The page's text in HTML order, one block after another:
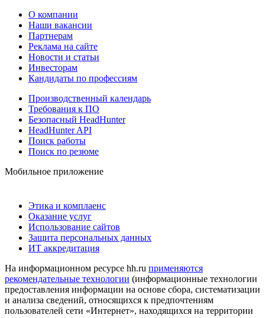
О компании
Наши вакансии
Партнерам
Реклама на сайте
Новости и статьи
Инвесторам
Кандидаты по профессиям
Производственный календарь
Требования к ПО
Безопасный HeadHunter
HeadHunter API
Поиск работы
Поиск по резюме
Мобильное приложение
Этика и комплаенс
Оказание услуг
Использование сайтов
Защита персональных данных
ИТ аккредитация
На информационном ресурсе hh.ru применяются
рекомендательные технологии (информационные технологии
предоставления информации на основе сбора, систематизации
и анализа сведений, относящихся к предпочтениям
пользователей сети «Интернет», находящихся на территории